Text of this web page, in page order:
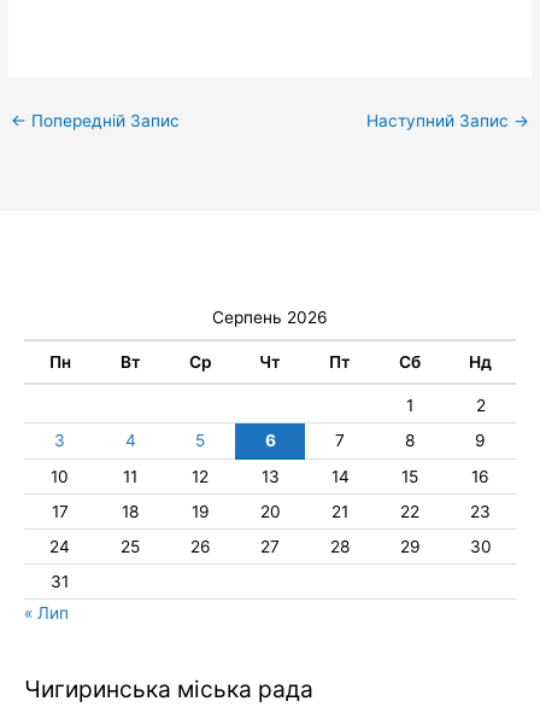
← Попередній Запис Наступний Запис →
Серпень 2026
Пн Вт Ср Чт Пт Сб Нд
1
2
3
4 5 6 7 8
9
10
11 12 13 14 15
16
17
18 19 20 21 22
23
24
25 26 27 28 29
30
31
« Лип
Чигиринська міська рада